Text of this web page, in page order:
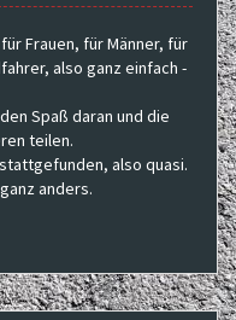
Frauen, für Männer, für
also ganz einfach -
Spaß daran und die
teilen.
also quasi.
anders.